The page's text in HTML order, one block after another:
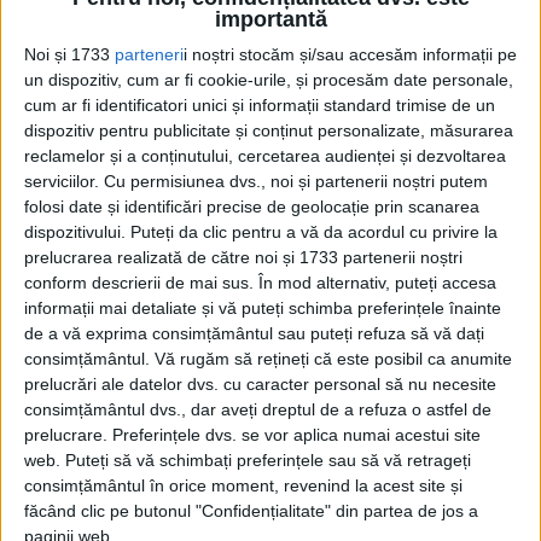
importantă
Noi și 1733 partenerii noștri stocăm și/sau accesăm informații pe
un dispozitiv, cum ar fi cookie-urile, și procesăm date personale,
cum ar fi identificatori unici și informații standard trimise de un
dispozitiv pentru publicitate și conținut personalizate, măsurarea
reclamelor și a conținutului, cercetarea audienței și dezvoltarea
serviciilor. Cu permisiunea dvs., noi și partenerii noștri putem
folosi date și identificări precise de geolocație prin scanarea
dispozitivului. Puteți da clic pentru a vă da acordul cu privire la
prelucrarea realizată de către noi și 1733 partenerii noștri
conform descrierii de mai sus. În mod alternativ, puteți accesa
informații mai detaliate și vă puteți schimba preferințele înainte
de a vă exprima consimțământul sau puteți refuza să vă dați
consimțământul. Vă rugăm să rețineți că este posibil ca anumite
prelucrări ale datelor dvs. cu caracter personal să nu necesite
consimțământul dvs., dar aveți dreptul de a refuza o astfel de
prelucrare. Preferințele dvs. se vor aplica numai acestui site
web. Puteți să vă schimbați preferințele sau să vă retrageți
consimțământul în orice moment, revenind la acest site și
făcând clic pe butonul "Confidențialitate" din partea de jos a
paginii web.
Hotărât lucru, blestemul care te urmăreşte şi la groapă, dar,
Cea mai mare revistă de istorie din Europa!.
Media KIT
PORTOFOLIU
Capital
Evenimentul Zilei